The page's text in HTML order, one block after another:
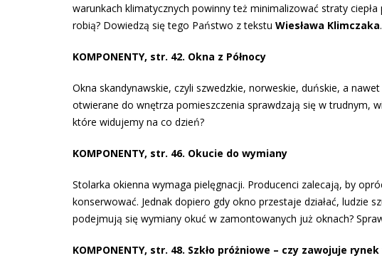
warunkach klimatycznych powinny też minimalizować straty
robią? Dowiedzą się tego Państwo z tekstu Wiesława Klimczaka.
KOMPONENTY, str. 42. Okna z Północy
Okna skandynawskie, czyli szwedzkie, norweskie, duńskie, a
otwierane do wnętrza pomieszczenia sprawdzają się w trudnym,
które widujemy na co dzień?
KOMPONENTY, str. 46. Okucie do wymiany
Stolarka okienna wymaga pielęgnacji. Producenci zalecają, by
konserwować. Jednak dopiero gdy okno przestaje działać, ludzie
podejmują się wymiany okuć w zamontowanych już oknach?
KOMPONENTY, str. 48. Szkło próżniowe – czy zawojuje